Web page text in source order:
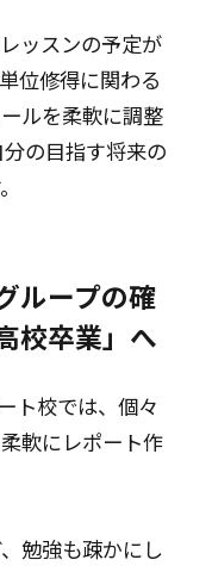
ッスンの予定が
位修得に関わる
ルを柔軟に調整
の目指す将来の
ループの確
校卒業」へ
ト校では、個々
軟にレポート作
勉強も疎かにし